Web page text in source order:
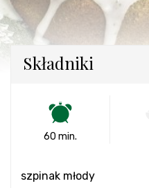
Składniki
60 min.
szpinak młody